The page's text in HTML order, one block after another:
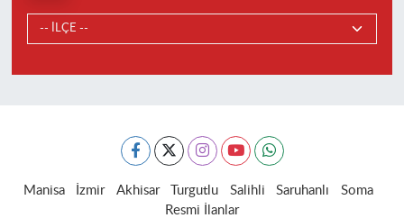
Manisa İzmir Akhisar Turgutlu Salihli Saruhanlı
Soma
Resmi İlanlar